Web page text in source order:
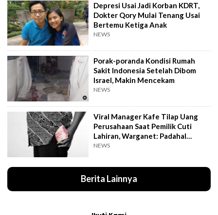
Depresi Usai Jadi Korban KDRT,
Dokter Qory Mulai Tenang Usai
Bertemu Ketiga Anak
NEWS
Porak-poranda Kondisi Rumah
Sakit Indonesia Setelah Dibom
Israel, Makin Mencekam
NEWS
Viral Manager Kafe Tilap Uang
Perusahaan Saat Pemilik Cuti
Lahiran, Warganet: Padahal
Enggak Gede Banget
NEWS
Berita Lainnya